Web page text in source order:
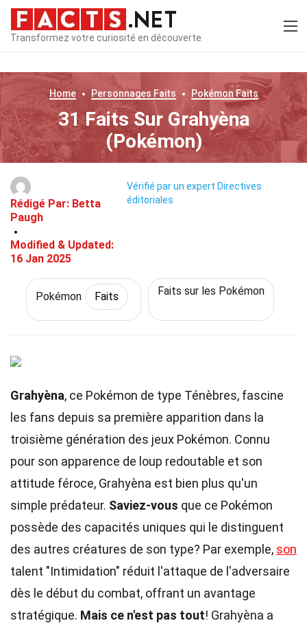
Transformez votre curiosité en découverte
Home Personnages Faits PokémonFaits
31 Faits Sur Grahyèna
(Pokémon)
Rédigé Par: Betta
Paugh
Modified & Updated:
16 Jan 2025
Vérifié par un expert Directives
éditoriales
Pokémon Faits Faits sur les Pokémon
Grahyèna, ce Pokémon de type Ténèbres, fascine
les fans depuis sa première apparition dans la
troisième génération des jeux Pokémon. Connu
pour son apparence de loup redoutable et son
attitude féroce, Grahyèna est bien plus qu'un
simple prédateur. Saviez-vous que ce Pokémon
possède des capacités uniques qui le distinguent
des autres créatures de son type? Par exemple, son
talent "Intimidation" réduit l'attaque de l'adversaire
dès le début du combat, offrant un avantage
stratégique. Mais ce n'est pas tout! Grahyèna a